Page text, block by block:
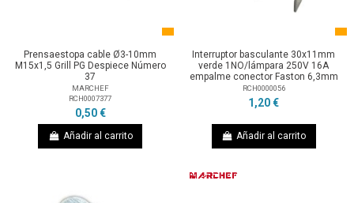
Prensaestopa cable Ø3-10mm
M15x1,5 Grill PG Despiece Número
37
MARCHEF
RCH0007377
0,50 €
Añadir al carrito
Interruptor basculante 30x11mm
verde 1NO/lámpara 250V 16A
empalme conector Faston 6,3mm
RCH0000056
1,20 €
Añadir al carrito